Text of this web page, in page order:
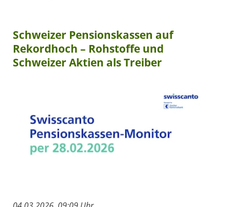
Schweizer Pensionskassen auf
Rekordhoch – Rohstoffe und
Schweizer Aktien als Treiber